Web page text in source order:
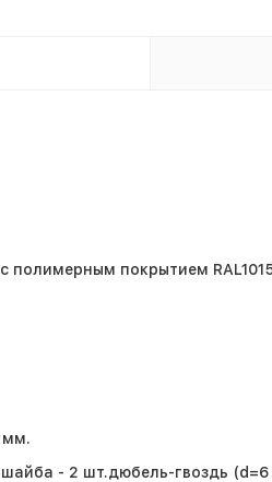
полимерным покрытием
мм.
шайба - 2 шт.дюбель-гвоздь